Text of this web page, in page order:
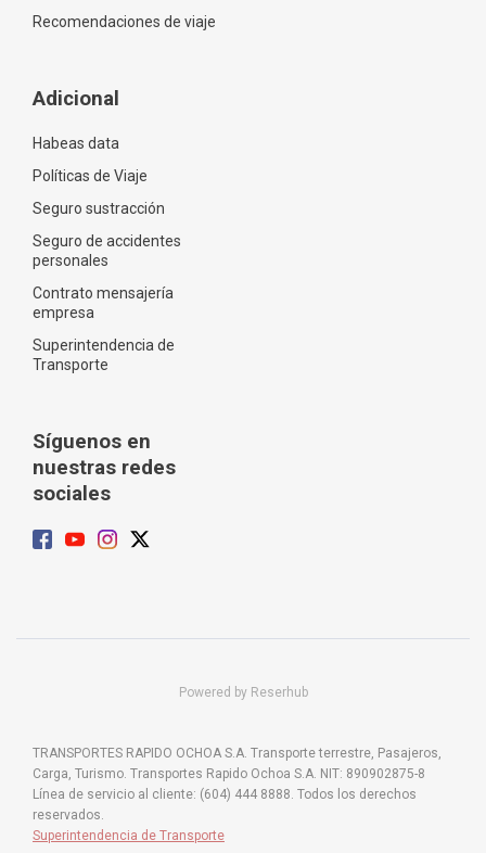
Recomendaciones de viaje
Adicional
Habeas data
Políticas de Viaje
Seguro sustracción
Seguro de accidentes
personales
Contrato mensajería
empresa
Superintendencia de
Transporte
Síguenos en
nuestras redes
sociales
Powered by Reserhub
TRANSPORTES RAPIDO OCHOA S.A. Transporte terrestre, Pasajeros,
Carga, Turismo. Transportes Rapido Ochoa S.A. NIT: 890902875-8
Línea de servicio al cliente: (604) 444 8888. Todos los derechos
reservados.
Superintendencia de Transporte